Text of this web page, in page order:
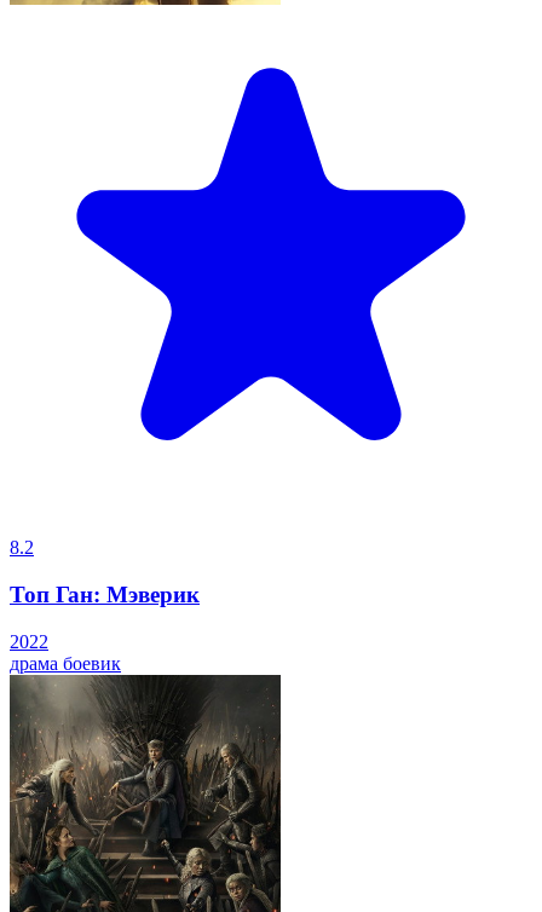
8.2
Топ Ган: Мэверик
2022
драма боевик